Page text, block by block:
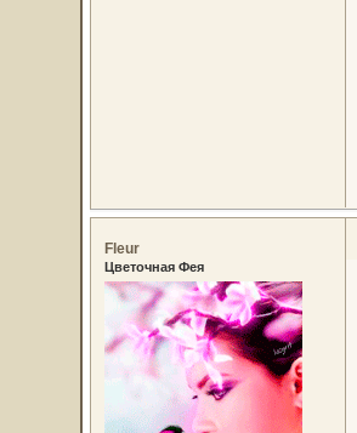
Fleur
Цветочная Фея